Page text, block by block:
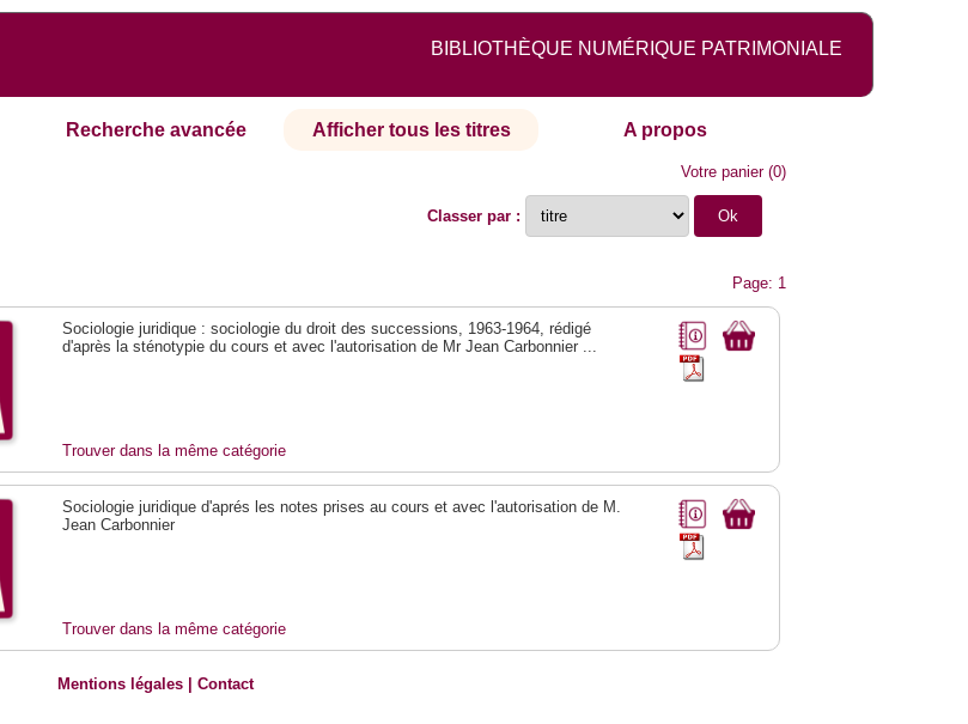
BIBLIOTHÈQUE NUMÉRIQUE PATRIMONIALE
Recherche avancée Afficher tous les titres A propos
Votre panier(0)
Classer par :
Page: 1
Sociologie juridique : sociologie du droit des successions, 1963-1964, rédigé
d'après la sténotypie du cours et avec l'autorisation de Mr Jean Carbonnier ...
Trouver dans la même catégorie
Sociologie juridique d'aprés les notes prises au cours et avec l'autorisation de M.
Jean Carbonnier
Trouver dans la même catégorie
Mentions légales |Contact